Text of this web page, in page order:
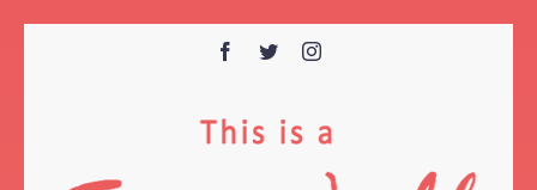
Facebook
TwitterInstagram